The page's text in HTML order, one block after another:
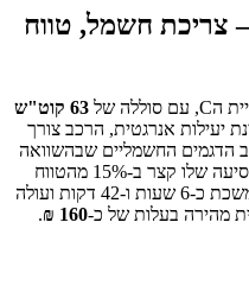
צריכת חשמל, טווח
הC, עם סוללה של 63 קוט"ש
יעילות אנרגטית, הרכב צורך
הדגמים החשמליים שבהשוואה
שלו קצר ב- 15 % מהטווח
כ-6 שעות ו-42 דקות
ועולה
מהירה בעלות של כ-160
₪
.